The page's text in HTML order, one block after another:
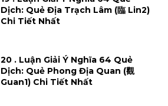
Dịch: Quẻ Địa Trạch Lâm (臨 Lin2)
Chi Tiết Nhất
20 . Luận Giải Ý Nghĩa 64 Quẻ
Dịch: Quẻ Phong Địa Quan (觀
Guan1) Chi Tiết Nhất